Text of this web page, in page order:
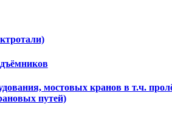
мостовых кранов в т.ч.
путей)